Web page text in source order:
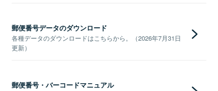
郵便番号データのダウンロード
各種データのダウンロードはこちらから。（2026年7月31日
更新）
郵便番号・バーコードマニュアル